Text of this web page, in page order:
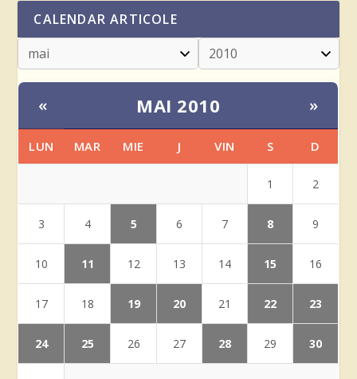
CALENDAR ARTICOLE
« MAI 2010 »
LUN MAR MIE J VIN S D
1 2
3 4 5 6 7 8 9
10 11 12 13 14 15 16
17 18 19 20 21 22 23
24 25 26 27 28 29 30